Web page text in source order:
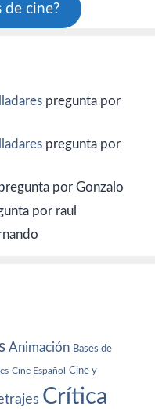
de cine?
pregunta por
pregunta por
por Gonzalo
por raul
Animación Bases de
Cine Español Cine y
Crítica